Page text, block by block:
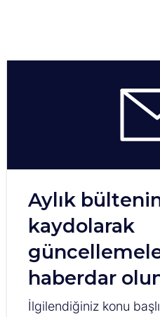
Aylık
kaydolarak
haberdar
İlgilendiğiniz konu